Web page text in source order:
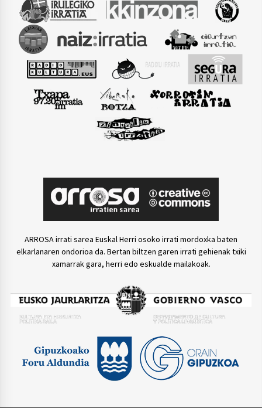
ARROSA irrati sarea Euskal Herri osoko irrati mordoxka baten
elkarlanaren ondorioa da. Bertan biltzen garen irrati gehienak txiki
xamarrak gara, herri edo eskualde mailakoak.